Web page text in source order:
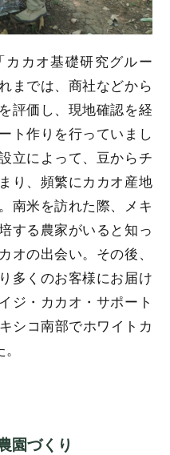
カカオ基礎研究グルー
までは、商社などから
評価し、現地確認を経
ト作りを行っていまし
立によって、豆からチ
り、頻繁にカカオ産地
南米を訪れた際、メキ
する農家がいると知っ
オの出会い。その後、
多くのお客様にお届け
ジ・カカオ・サポート
シコ南部でホワイトカ
園づくり